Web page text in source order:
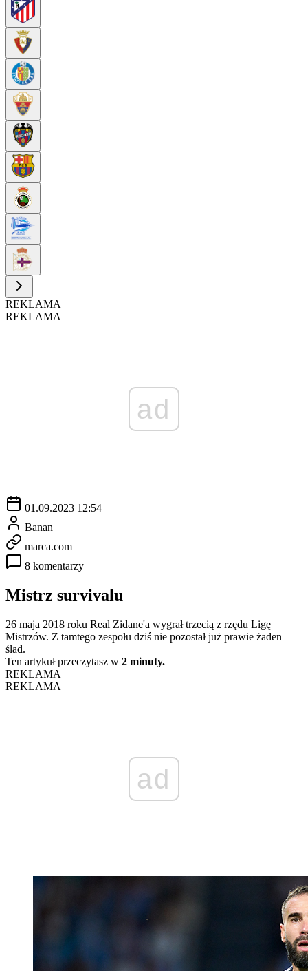
REKLAMA
REKLAMA
ad
01.09.2023 12:54
Banan
marca.com
8 komentarzy
Mistrz survivalu
26 maja 2018 roku Real Zidane'a wygrał trzecią z rzędu Ligę
Mistrzów. Z tamtego zespołu dziś nie pozostał już prawie żaden
ślad.
Ten artykuł przeczytasz w 2 minuty.
REKLAMA
REKLAMA
ad